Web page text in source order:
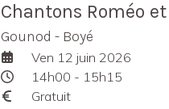
Chantons Roméo
Gounod - Boyé
Ven 12 juin 2026
14h00 - 15h15
Gratuit